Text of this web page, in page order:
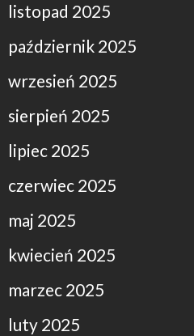
listopad 2025
październik 2025
wrzesień 2025
sierpień 2025
lipiec 2025
czerwiec 2025
maj 2025
kwiecień 2025
marzec 2025
luty 2025